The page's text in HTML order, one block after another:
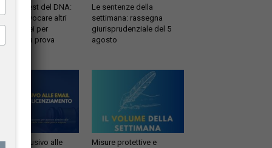
e test del DNA:
basta evocare altri
per
la prova
Le sentenze della
settimana: rassegna
giurisprudenziale del 5
agosto
abusivo alle
Misure protettive e